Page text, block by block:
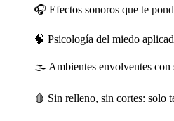
🎧 Efectos sonoros que te
🧠 Psicología del miedo
🌫️ Ambientes envolventes con
🩸 Sin relleno, sin cortes: solo